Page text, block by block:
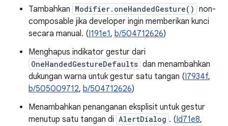
Tambahkan Modifier.oneHandedGesture() non-
composable jika developer ingin memberikan kunci
secara manual. (I191e1, b/504712626)
Menghapus indikator gestur dari
OneHandedGestureDefaults dan menambahkan
dukungan warna untuk gestur satu tangan (I7934f,
b/505009712, b/504712626)
Menambahkan penanganan eksplisit untuk gestur
menutup satu tangan di AlertDialog . (Id71e8,